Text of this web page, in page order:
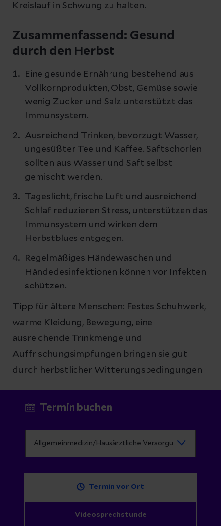
Kreislauf in Schwung zu halten.
Zusammenfassend: Gesund
durch den Herbst
Eine gesunde Ernährung bestehend aus
Vollkornprodukten, Obst, Gemüse sowie
wenig Zucker und Salz unterstützt das
Immunsystem.
Ausreichend Trinken, bevorzugt Wasser,
ungesüßter Tee und Kaffee. Saftschorlen
sollten aus Wasser und Saft selbst
gemischt werden.
Tageslicht, frische Luft und ausreichend
Schlaf reduzieren Stress, unterstützen das
Immunsystem und wirken dem
Herbstblues entgegen.
Regelmäßiges Händewaschen und
Händedesinfektionen können vor Infekten
schützen.
Tipp für ältere Menschen: Festes Schuhwerk,
warme Kleidung, Bewegung, eine
ausreichende Trinkmenge und
Auffrischungsimpfungen bringen sie gut
durch herbstlicher Witterungsbedingungen
Termin buchen
Termin vor Ort
Videosprechstunde